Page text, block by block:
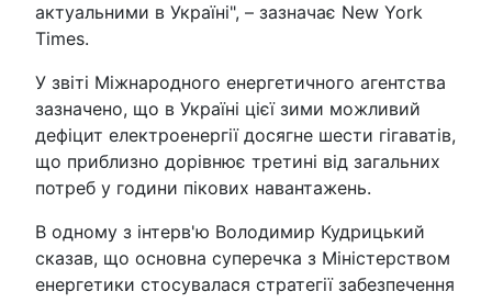
актуальними в Україні", – зазначає New York
Times.
У звіті Міжнародного енергетичного агентства
зазначено, що в Україні цієї зими можливий
дефіцит електроенергії досягне шести гігаватів,
що приблизно дорівнює третині від загальних
потреб у години пікових навантажень.
В одному з інтерв'ю Володимир Кудрицький
сказав, що основна суперечка з Міністерством
енергетики стосувалася стратегії забезпечення